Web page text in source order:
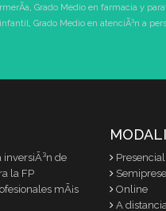
, Grado Medio en farmacia y
infantil, Grado Medio en atenciÃ³n a
inversiÃ³n de
la FP
mÃ¡s
Presencial
Online
A